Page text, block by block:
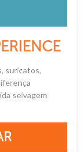
suricatos,
selvagem